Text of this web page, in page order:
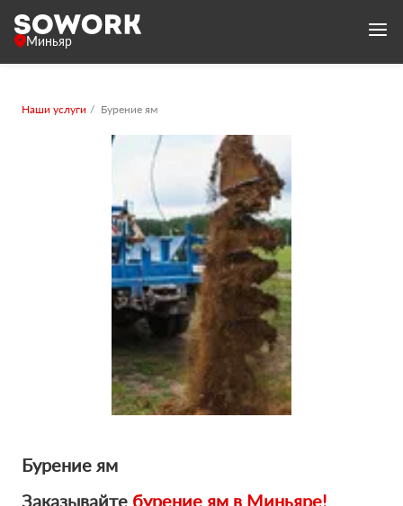
Миньяр
Наши услуги Бурение ям
Бурение ям
Заказывайте бурение ям в Миньяре!